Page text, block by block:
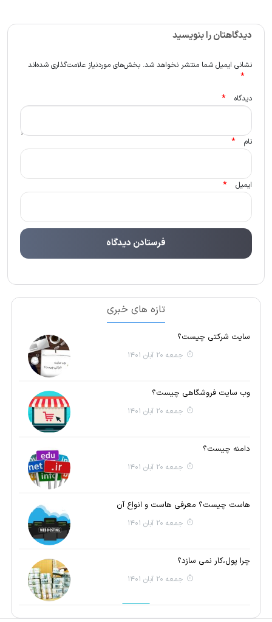
دیدگاهتان را بنویسید
نشانی ایمیل شما منتشر نخواهد شد. بخش‌های موردنیاز علامت‌گذاری شده‌اند
*
دیدگاه *
نام *
ایمیل *
تازه های خبری
سایت شرکتی چیست؟
جمعه 20 آبان 1401
وب سایت فروشگاهی چیست؟
جمعه 20 آبان 1401
دامنه چیست؟
جمعه 20 آبان 1401
هاست چیست؟ معرفی هاست و انواع آن
جمعه 20 آبان 1401
چرا پول،کار نمی سازد؟
جمعه 20 آبان 1401